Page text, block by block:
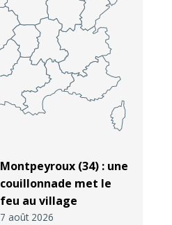
Montpeyroux (34) : une
couillonnade met le
feu au village
7 août 2026